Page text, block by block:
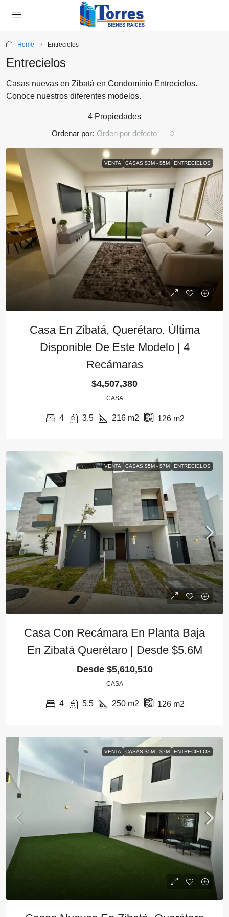
Home Entrecielos
Entrecielos
Casas nuevas en Zibatá en Condominio Entrecielos.
Conoce nuestros diferentes modelos.
4 Propiedades
Ordenar por: Orden por defecto
VENTA CASAS $3M - $5M ENTRECIELOS
Casa En Zibatá, Querétaro. Última
Disponible De Este Modelo | 4
Recámaras
$4,507,380
CASA
4 3.5 216 m2 126m2
VENTA CASAS $5M - $7M ENTRECIELOS
Casa Con Recámara En Planta Baja
En Zibatá Querétaro | Desde $5.6M
Desde$5,610,510
CASA
4 5.5 250 m2 126m2
VENTA CASAS $5M - $7M ENTRECIELOS